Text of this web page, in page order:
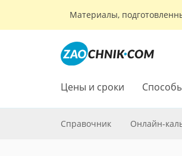
Материалы,
Цены и сроки
Справочник Онлайн-